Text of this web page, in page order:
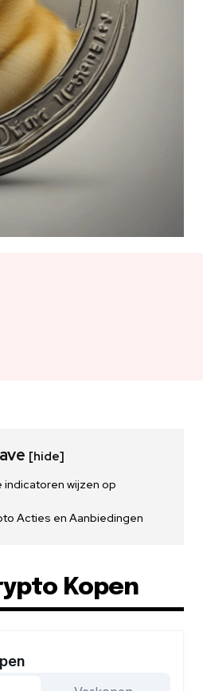
[hide]
indicatoren wijzen op
Acties en Aanbiedingen
Kopen